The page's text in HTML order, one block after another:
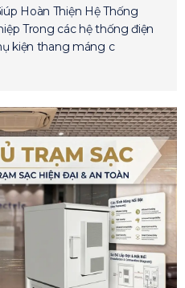
Hoàn Thiện Hệ Thống
Trong các hệ thống điện
kiện thang máng c